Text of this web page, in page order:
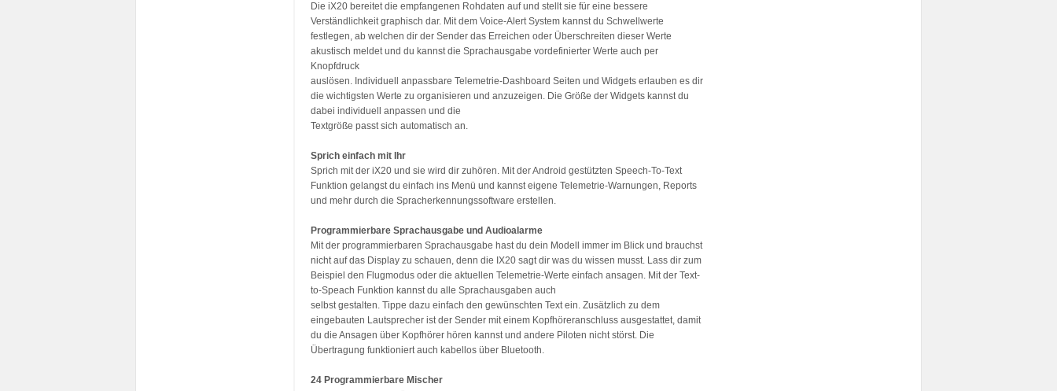
Die iX20 bereitet die empfangenen Rohdaten auf und stellt sie für eine bessere
Verständlichkeit graphisch dar. Mit dem Voice-Alert System kannst du Schwellwerte
festlegen, ab welchen dir der Sender das Erreichen oder Überschreiten dieser Werte
akustisch meldet und du kannst die Sprachausgabe vordefinierter Werte auch per
Knopfdruck
auslösen. Individuell anpassbare Telemetrie-Dashboard Seiten und Widgets erlauben es dir
die wichtigsten Werte zu organisieren und anzuzeigen. Die Größe der Widgets kannst du
dabei individuell anpassen und die
Textgröße passt sich automatisch an.
Sprich einfach mit Ihr
Sprich mit der iX20 und sie wird dir zuhören. Mit der Android gestützten Speech-To-Text
Funktion gelangst du einfach ins Menü und kannst eigene Telemetrie-Warnungen, Reports
und mehr durch die Spracherkennungssoftware erstellen.
Programmierbare Sprachausgabe und Audioalarme
Mit der programmierbaren Sprachausgabe hast du dein Modell immer im Blick und brauchst
nicht auf das Display zu schauen, denn die IX20 sagt dir was du wissen musst. Lass dir zum
Beispiel den Flugmodus oder die aktuellen Telemetrie-Werte einfach ansagen. Mit der Text-
to-Speach Funktion kannst du alle Sprachausgaben auch
selbst gestalten. Tippe dazu einfach den gewünschten Text ein. Zusätzlich zu dem
eingebauten Lautsprecher ist der Sender mit einem Kopfhöreranschluss ausgestattet, damit
du die Ansagen über Kopfhörer hören kannst und andere Piloten nicht störst. Die
Übertragung funktioniert auch kabellos über Bluetooth.
24 Programmierbare Mischer